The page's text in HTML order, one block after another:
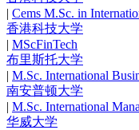
| Cems M.Sc. in
香港科技大学
| MScFinTech
布里斯托大学
| M.Sc. International
南安普顿大学
| M.Sc. International
华威大学